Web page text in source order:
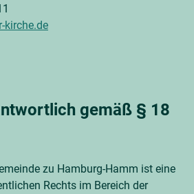
kirche.de
gemäß § 18
zu Hamburg-Hamm ist eine
Rechts im Bereich der